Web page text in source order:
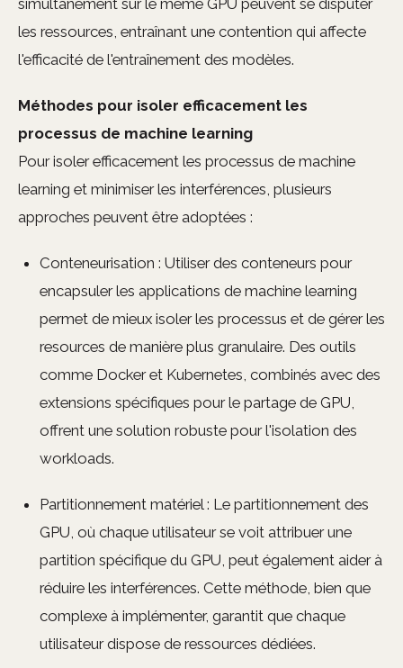
simultanément sur le même GPU peuvent se disputer
les ressources, entraînant une contention qui affecte
l'efficacité de l'entraînement des modèles.
Méthodes pour isoler efficacement les
processus de machine learning
Pour isoler efficacement les processus de machine
learning et minimiser les interférences, plusieurs
approches peuvent être adoptées :
Conteneurisation : Utiliser des conteneurs pour
encapsuler les applications de machine learning
permet de mieux isoler les processus et de gérer les
resources de manière plus granulaire. Des outils
comme Docker et Kubernetes, combinés avec des
extensions spécifiques pour le partage de GPU,
offrent une solution robuste pour l'isolation des
workloads.
Partitionnement matériel : Le partitionnement des
GPU, où chaque utilisateur se voit attribuer une
partition spécifique du GPU, peut également aider à
réduire les interférences. Cette méthode, bien que
complexe à implémenter, garantit que chaque
utilisateur dispose de ressources dédiées.